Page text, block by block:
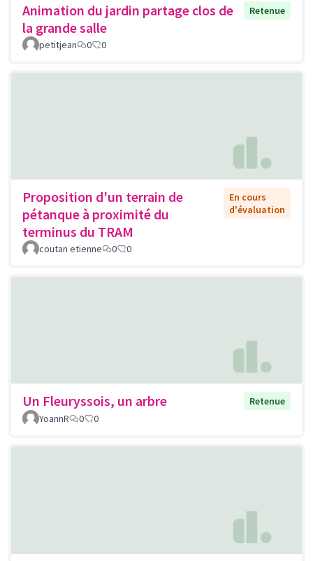
Animation du jardin partage clos de
la grande salle
Retenue
petitjean 0 0
Proposition d'un terrain de
pétanque à proximité du
terminus du TRAM
En cours
d'évaluation
coutan etienne 0 0
Un Fleuryssois, un arbre
Retenue
YoannR
0 0